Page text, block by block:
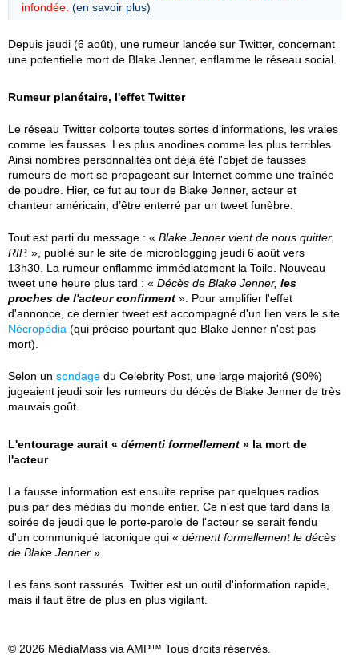
infondée. (en savoir plus)
Depuis jeudi (6 août), une rumeur lancée sur Twitter, concernant
une potentielle mort de Blake Jenner, enflamme le réseau social.
Rumeur planétaire, l'effet Twitter
Le réseau Twitter colporte toutes sortes d’informations, les vraies
comme les fausses. Les plus anodines comme les plus terribles.
Ainsi nombres personnalités ont déjà été l'objet de fausses
rumeurs de mort se propageant sur Internet comme une traînée
de poudre. Hier, ce fut au tour de Blake Jenner, acteur et
chanteur américain, d’être enterré par un tweet funèbre.
Tout est parti du message : « Blake Jenner vient de nous quitter.
RIP. », publié sur le site de microblogging jeudi 6 août vers
13h30. La rumeur enflamme immédiatement la Toile. Nouveau
tweet une heure plus tard : « Décès de Blake Jenner, les
proches de l'acteur confirment ». Pour amplifier l'effet
d'annonce, ce dernier tweet est accompagné d'un lien vers le site
Nécropédia (qui précise pourtant que Blake Jenner n'est pas
mort).
Selon un sondage du Celebrity Post, une large majorité (90%)
jugeaient jeudi soir les rumeurs du décès de Blake Jenner de très
mauvais goût.
L'entourage aurait « démenti formellement » la mort de
l'acteur
La fausse information est ensuite reprise par quelques radios
puis par des médias du monde entier. Ce n'est que tard dans la
soirée de jeudi que le porte-parole de l'acteur se serait fendu
d'un communiqué laconique qui « dément formellement le décès
de Blake Jenner ».
Les fans sont rassurés. Twitter est un outil d'information rapide,
mais il faut être de plus en plus vigilant.
© 2026 MédiaMass via AMP™ Tous droits réservés.